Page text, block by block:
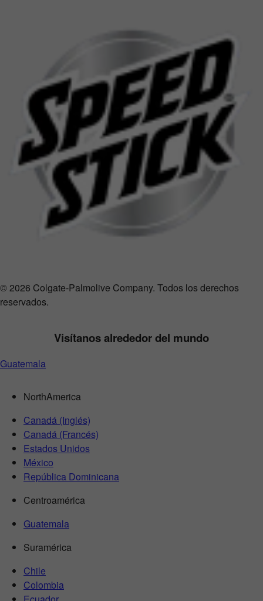
© 2026 Colgate-Palmolive Company. Todos los derechos
reservados.
Visítanos alrededor del mundo
Guatemala
NorthAmerica
Canadá (Inglés)
Canadá (Francés)
Estados Unidos
México
República Dominicana
Centroamérica
Guatemala
Suramérica
Chile
Colombia